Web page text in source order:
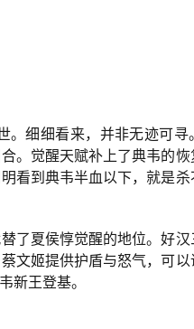
。细细看来，并非无迹可寻
。觉醒天赋补上了典韦的
看到典韦半血以下，就是
了夏侯惇觉醒的地位。好
文姬提供护盾与怒气，可以
新王登基。